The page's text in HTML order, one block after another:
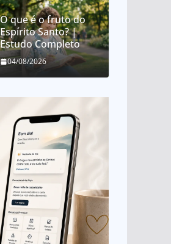
O que é o fruto do
Espírito Santo? |
Estudo Completo
04/08/2026